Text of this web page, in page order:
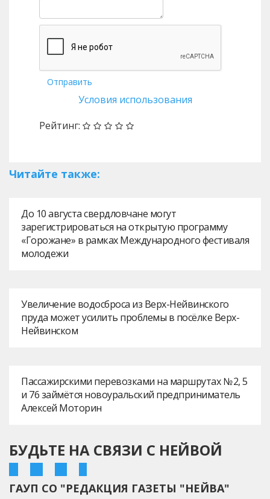
Отправить
Условия использования
Рейтинг:
Читайте также:
До 10 августа свердловчане могут
зарегистрироваться на открытую программу
«Горожане» в рамках Международного фестиваля
молодежи
Увеличение водосброса из Верх-Нейвинского
пруда может усилить проблемы в посёлке Верх-
Нейвинском
Пассажирскими перевозками на маршрутах № 2, 5
и 76 займётся новоуральский предприниматель
Алексей Моторин
БУДЬТЕ НА СВЯЗИ С НЕЙВОЙ
ГАУП СО "РЕДАКЦИЯ ГАЗЕТЫ "НЕЙВА"